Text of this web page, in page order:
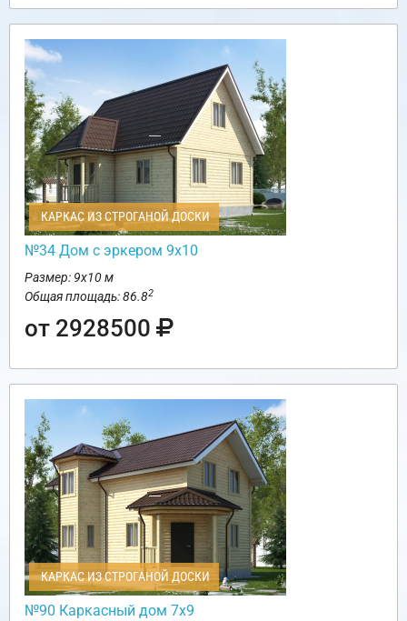
КАРКАС ИЗ СТРОГАНОЙ ДОСКИ
№34 Дом с эркером 9х10
Размер: 9х10 м
Общая площадь: 86.82
от 2928500
КАРКАС ИЗ СТРОГАНОЙ ДОСКИ
№90 Каркасный дом 7х9